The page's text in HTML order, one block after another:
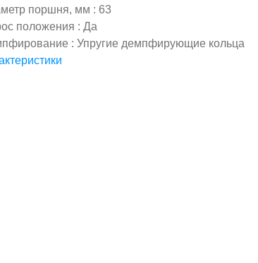
поршня, мм : 63
положения : Да
: Упругие демпфирующие кольца